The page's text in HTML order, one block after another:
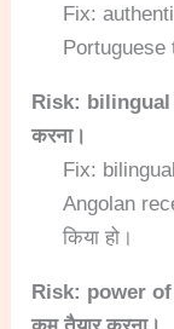
Fix:
Portuguese
Risk: bilingual
करना।
Fix:
Angolan
किया हो।
Risk: power